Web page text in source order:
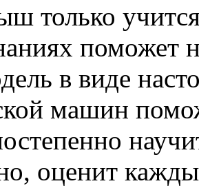
только
поможет
в виде
машин
оценит